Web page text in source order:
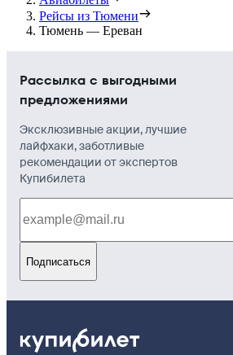
Рейсы из Тюмени
Тюмень — Ереван
Рассылка с выгодными
предложениями
Эксклюзивные акции, лучшие
лайфхаки, заботливые
рекомендации от экспертов
Купибилета
Подписаться